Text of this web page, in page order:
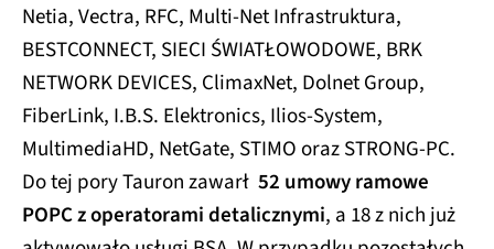
Netia, Vectra, RFC, Multi-Net Infrastruktura,
BESTCONNECT, SIECI ŚWIATŁOWODOWE, BRK
NETWORK DEVICES, ClimaxNet, Dolnet Group,
FiberLink, I.B.S. Elektronics, Ilios-System,
MultimediaHD, NetGate, STIMO oraz STRONG-PC.
Do tej pory Tauron zawarł 52 umowy ramowe
POPC z operatorami detalicznymi, a 18 z nich już